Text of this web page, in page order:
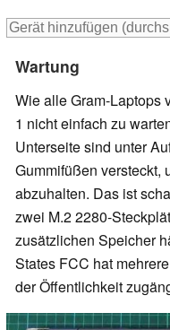
Wartung
Wie alle Gram-Laptops
1 nicht einfach zu
Unterseite sind unter
Gummifüßen versteckt,
abzuhalten. Das ist
zwei M.2 2280-
zusätzlichen Speicher
States FCC hat
der Öffentlichkeit